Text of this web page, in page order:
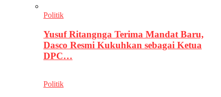
Politik
Yusuf Ritangnga Terima Mandat Baru,
Dasco Resmi Kukuhkan sebagai Ketua
DPC…
Politik